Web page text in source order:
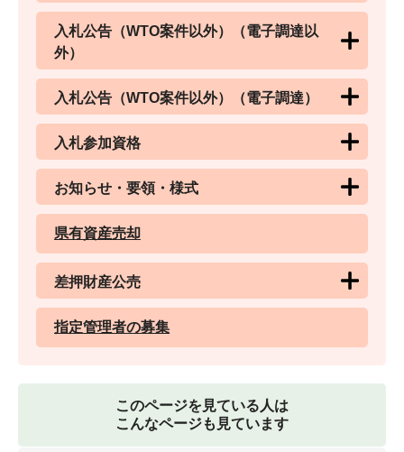
入札公告（WTO案件以外）（電子調達以
外）
入札公告（WTO案件以外）（電子調達）
入札参加資格
お知らせ・要領・様式
県有資産売却
差押財産公売
指定管理者の募集
このページを見ている人は
こんなページも見ています